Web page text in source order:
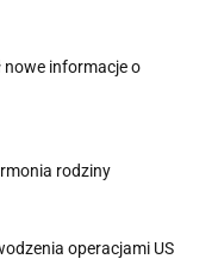
nowe informacje o
rodziny
operacjami US